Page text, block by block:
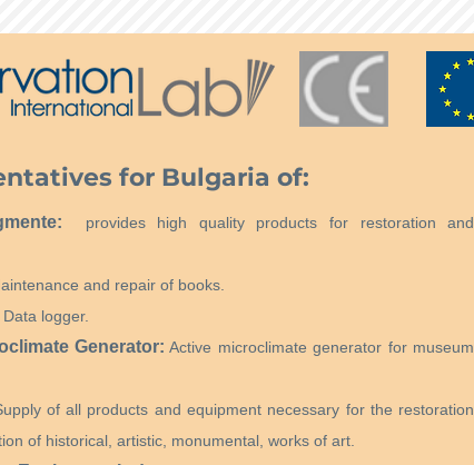
for Bulgaria of:
provides high quality products for restoration and
and repair of books.
Data logger.
Generator: Active microclimate generator for museum
of all products and equipment necessary for the restoration
of historical, artistic, monumental, works of art.